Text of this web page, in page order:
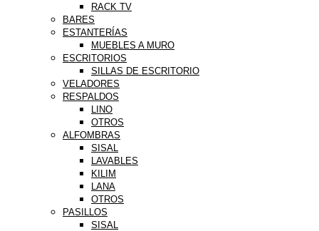
RACK TV
BARES
ESTANTERÍAS
MUEBLES A MURO
ESCRITORIOS
SILLAS DE ESCRITORIO
VELADORES
RESPALDOS
LINO
OTROS
ALFOMBRAS
SISAL
LAVABLES
KILIM
LANA
OTROS
PASILLOS
SISAL